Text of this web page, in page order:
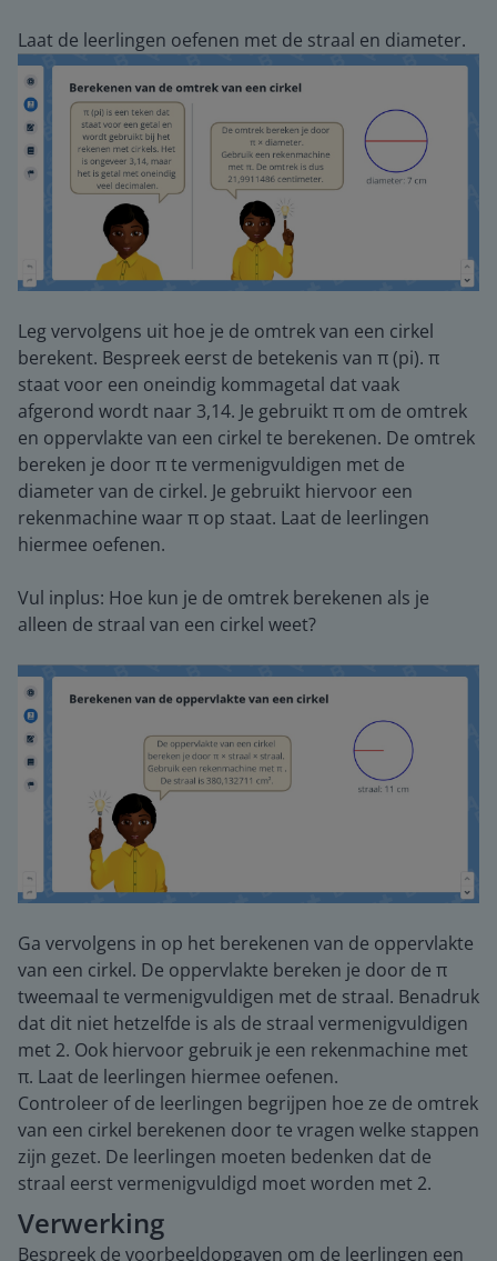
Laat de leerlingen oefenen met de straal en diameter.
Leg vervolgens uit hoe je de omtrek van een cirkel
berekent. Bespreek eerst de betekenis van π (pi). π
staat voor een oneindig kommagetal dat vaak
afgerond wordt naar 3,14. Je gebruikt π om de omtrek
en oppervlakte van een cirkel te berekenen. De omtrek
bereken je door π te vermenigvuldigen met de
diameter van de cirkel. Je gebruikt hiervoor een
rekenmachine waar π op staat. Laat de leerlingen
hiermee oefenen.
Vul inplus: Hoe kun je de omtrek berekenen als je
alleen de straal van een cirkel weet?
Ga vervolgens in op het berekenen van de oppervlakte
van een cirkel. De oppervlakte bereken je door de π
tweemaal te vermenigvuldigen met de straal. Benadruk
dat dit niet hetzelfde is als de straal vermenigvuldigen
met 2. Ook hiervoor gebruik je een rekenmachine met
π. Laat de leerlingen hiermee oefenen.
Controleer of de leerlingen begrijpen hoe ze de omtrek
van een cirkel berekenen door te vragen welke stappen
zijn gezet. De leerlingen moeten bedenken dat de
straal eerst vermenigvuldigd moet worden met 2.
Verwerking
Bespreek de voorbeeldopgaven om de leerlingen een